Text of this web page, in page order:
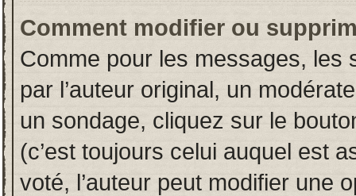
Comment modifier ou
Comme pour les messages, les
par l’auteur original, un
un sondage, cliquez sur le
(c’est toujours celui auquel est
voté, l’auteur peut modifier une